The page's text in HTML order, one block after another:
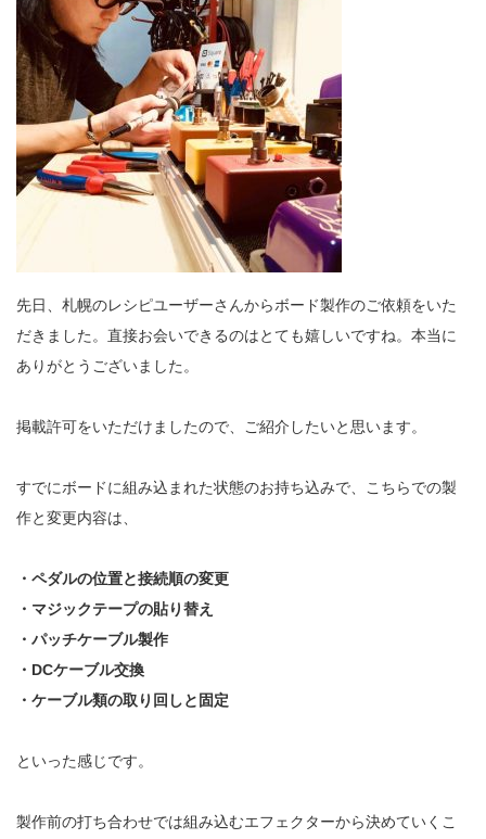
先日、札幌のレシピユーザーさんからボード製作のご依頼をいた
だきました。直接お会いできるのはとても嬉しいですね。本当に
ありがとうございました。
掲載許可をいただけましたので、ご紹介したいと思います。
すでにボードに組み込まれた状態のお持ち込みで、こちらでの製
作と変更内容は、
・ペダルの位置と接続順の変更
・マジックテープの貼り替え
・パッチケーブル製作
・DCケーブル交換
・ケーブル類の取り回しと固定
といった感じです。
製作前の打ち合わせでは組み込むエフェクターから決めていくこ